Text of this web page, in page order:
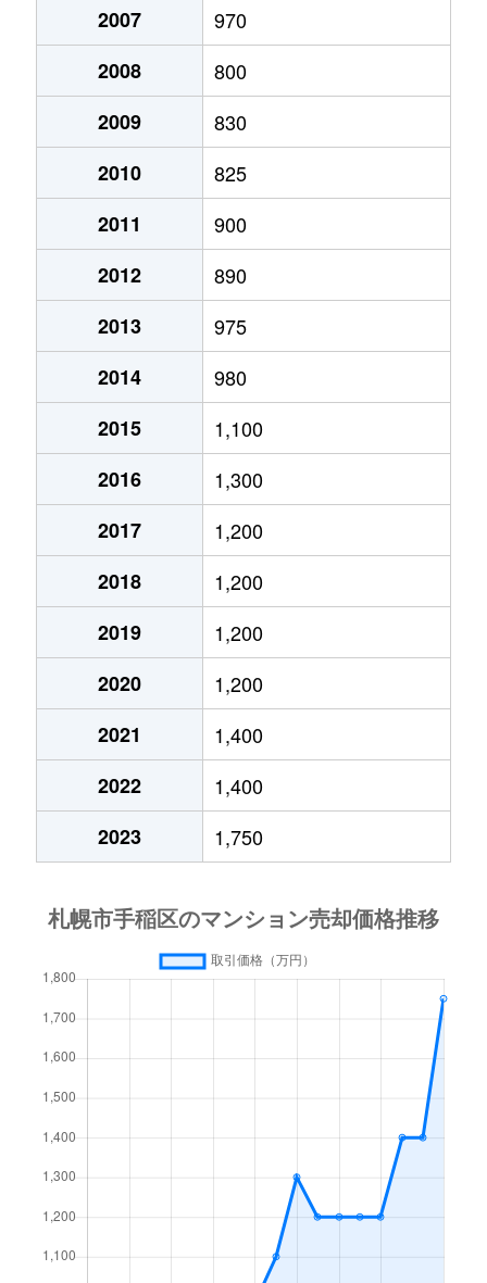
手稲本町２条
3,000万円
手稲本町２条
2,500万円
手稲本町３条
2,400万円
富丘２条
2,500万円
富丘２条
1,100万円
富丘２条
1,600万円
富丘２条
1,400万円
富丘２条
2,000万円
西宮の沢６条
2,200万円
星置１条
2,300万円
星置１条
1,800万円
星置１条
1,500万円
星置２条
1,400万円
前田５条
1,900万円
前田５条
910万円
2007
970
2008
800
2009
830
2010
825
2011
900
2012
890
2013
975
2014
980
2015
1,100
2016
1,300
2017
1,200
2018
1,200
2019
1,200
2020
1,200
2021
1,400
2022
1,400
2023
1,750